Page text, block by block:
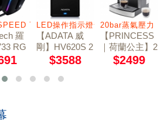
7.1 聲道
羅
RG
線電
LED操作指示燈號
【ADATA 威
剛】HV620S 2
TB 2.5吋行動
$3588
20bar蒸氣壓力
【PRINCESS
｜荷蘭公主】2
0bar半自動義
$2499